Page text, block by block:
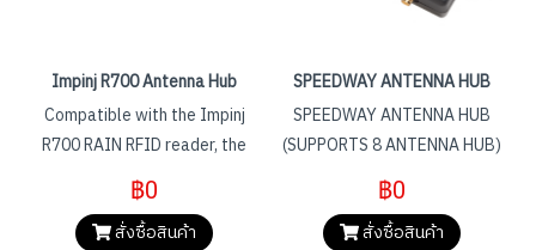
Impinj R700 Antenna Hub
Compatible with the Impinj
R700 RAIN RFID reader, the
Impinj R700 antenna hub
enables RAIN RFID solutions
that require multiple read
฿0
สั่งซื้อสินค้า
SPEEDWAY ANTENNA HUB
SPEEDWAY ANTENNA HUB
(SUPPORTS 8 ANTENNA HUB)
฿0
สั่งซื้อสินค้า